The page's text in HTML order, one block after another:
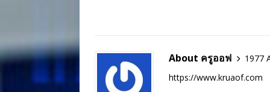
About ครูออฟ
1977
https://www.kruaof.com